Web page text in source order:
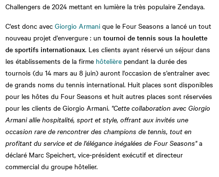
Challengers de 2024 mettant en lumière la très populaire Zendaya.
C'est donc avecGiorgio Armani que le Four Seasons a lancé un tout
nouveau projet d'envergure : untournoi de tennis sous la houlette
de sportifs internationaux. Les clients ayant réservé un séjour dans
les établissements de la firme hôtelière pendant la durée des
tournois (du 14 mars au 8 juin) auront l'occasion de s'entraîner avec
de grands noms du tennis international. Huit places sont disponibles
pour les hôtes du Four Seasons et huit autres places sont réservées
pour les clients de Giorgio Armani. "Cette collaboration avec Giorgio
Armani allie hospitalité, sport et style, offrant aux invités une
occasion rare de rencontrer des champions de tennis, tout en
profitant du service et de l'élégance inégalées de Four Seasons"a
déclaré Marc Speichert, vice-président exécutif et directeur
commercial du groupe hôtelier.